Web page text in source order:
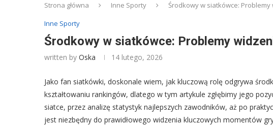
Strona główna Inne Sporty
Środkowy w siatkówce:
Inne Sporty
Środkowy w siatkówce: Problemy
written by Oska 14 lutego, 2026
Jako fan siatkówki, doskonale wiem, jak kluczową rolę odgrywa
kształtowaniu rankingów, dlatego w tym artykule zgłębimy jego
siatce, przez analizę statystyk najlepszych zawodników, aż po
jest niezbędny do prawidłowego widzenia kluczowych momentów